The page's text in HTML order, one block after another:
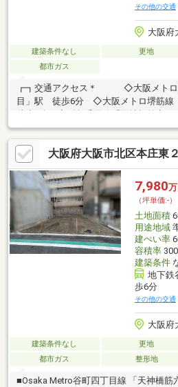
その他の交通
大阪府
建築条件なし 更地
都市ガス
┏┓交通アクセス＊ ◇大阪メトロ
目」駅 徒歩6分 ◇大阪メトロ堺筋線
＊ ◇土地面積：68.41m2 20.69坪
ファミリーマート 天六本庄東店まで
で 約300m ◇大阪市北区役所まで 約1
本庄小学校まで 約250m
大阪府大阪市北区本庄東
7,980
（坪単価:-）
土地面積
用途地域
建ぺい率
容積率
建築条件
地下鉄
歩6分
その他の交通
大阪府
建築条件なし 更地
都市ガス
整形地
■Osaka Metro谷町四丁目線 「天神橋